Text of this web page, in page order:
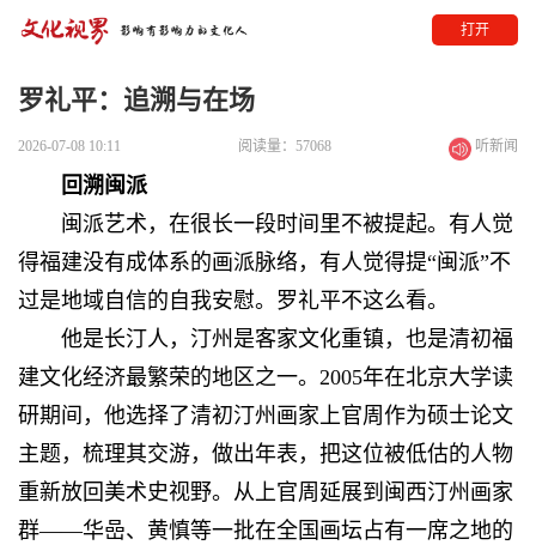
打开
罗礼平：追溯与在场
2026-07-08 10:11 阅读量：57068 听新闻
回溯闽派
闽派艺术，在很长一段时间里不被提起。有人觉
得福建没有成体系的画派脉络，有人觉得提“闽派”不
过是地域自信的自我安慰。罗礼平不这么看。
他是长汀人，汀州是客家文化重镇，也是清初福
建文化经济最繁荣的地区之一。2005年在北京大学读
研期间，他选择了清初汀州画家上官周作为硕士论文
主题，梳理其交游，做出年表，把这位被低估的人物
重新放回美术史视野。从上官周延展到闽西汀州画家
群——华嵒、黄慎等一批在全国画坛占有一席之地的